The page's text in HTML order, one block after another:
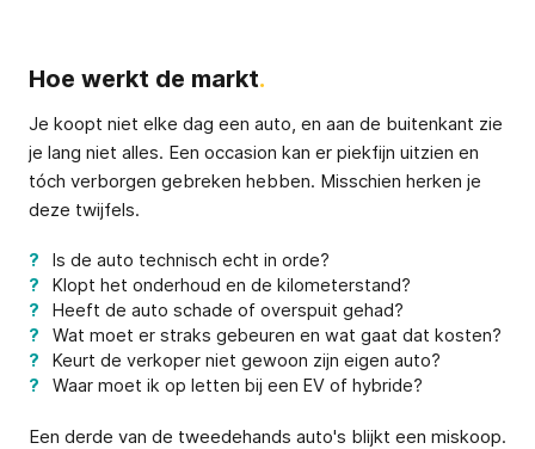
Hoe werkt de markt.
Je koopt niet elke dag een auto, en aan de buitenkant zie
je lang niet alles. Een occasion kan er piekfijn uitzien en
tóch verborgen gebreken hebben. Misschien herken je
deze twijfels.
Is de auto technisch echt in orde?
Klopt het onderhoud en de kilometerstand?
Heeft de auto schade of overspuit gehad?
Wat moet er straks gebeuren en wat gaat dat kosten?
Keurt de verkoper niet gewoon zijn eigen auto?
Waar moet ik op letten bij een EV of hybride?
Een derde van de tweedehands auto's blijkt een miskoop.